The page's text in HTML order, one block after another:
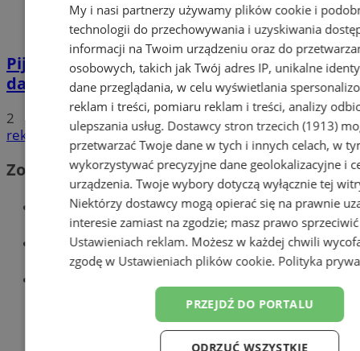
Pijana 32-latka z zakazem prowadzenia
dachowała na DK 88 w Zabrzu
2
reklama
Zobacz również
Wiadomości kryminalne w Zabrzu
Wiadomości lokalne
My i nasi partnerzy używamy plików cookie i
technologii do przechowywania i uzyskiwania
informacji na Twoim urządzeniu oraz do
osobowych, takich jak Twój adres IP, unikalne
dane przeglądania, w celu wyświetlania
reklam i treści, pomiaru reklam i treści, analizy
ulepszania usług. Dostawcy stron trzecich (1913)
przetwarzać Twoje dane w tych i innych celach, w
wykorzystywać precyzyjne dane geolokalizacyjne i
urządzenia. Twoje wybory dotyczą wyłącznie tej
Niektórzy dostawcy mogą opierać się na prawnie
interesie zamiast na zgodzie; masz prawo
Ustawieniach reklam. Możesz w każdej chwili
zgodę w Ustawieniach plików cookie. Polityka
PRZEJDŹ DO PORTALU
ODRZUĆ WSZYSTKIE